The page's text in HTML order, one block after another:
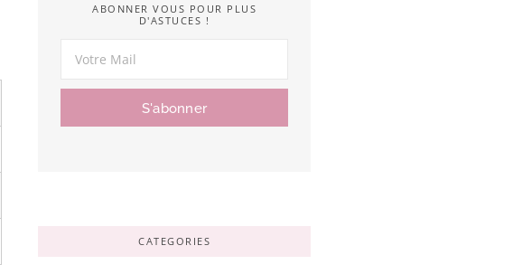
ABONNER VOUS POUR PLUS
D'ASTUCES !
S'abonner
CATEGORIES